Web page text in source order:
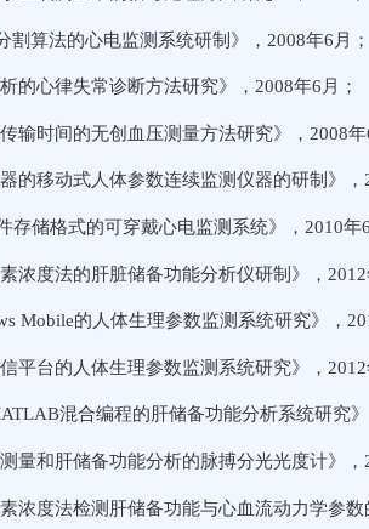
割算法的心电监测系统研制》，2008年6月；
的心律失常诊断方法研究》，2008年6月；
输时间的无创血压测量方法研究》，2008年
的移动式人体参数连续监测仪器的研制》，
存储格式的可穿戴心电监测系统》，2010年6
浓度法的肝脏储备功能分析仪研制》，2012
Mobile的人体生理参数监测系统研究》，
平台的人体生理参数监测系统研究》，2012
混合编程的肝储备功能分析系统研究》
量和肝储备功能分析的脉搏分光光度计》，
浓度法检测肝储备功能与心血流动力学参数